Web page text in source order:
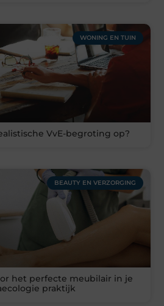
WONING EN TUIN
VvE-begroting op?
BEAUTY EN VERZORGING
het perfecte meubilair in je
praktijk